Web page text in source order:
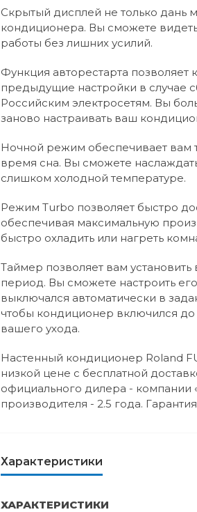
Скрытый дисплей не только дань
кондиционера. Вы сможете
работы без лишних усилий.
Функция авторестарта позволяет
предыдущие настройки в случае
Российским электросетям. Вы
заново настраивать ваш
Ночной режим обеспечивает вам
время сна. Вы сможете
слишком холодной температуре.
Режим Turbo позволяет быстро
обеспечивая максимальную
быстро охладить или нагреть
Таймер позволяет вам
период. Вы сможете настроить
выключался автоматически в
чтобы кондиционер включился
вашего ухода.
Настенный кондиционер Roland
низкой цене с бесплатной
официального дилера - компании
производителя - 2.5 года.
Характеристики
ХАРАКТЕРИСТИКИ